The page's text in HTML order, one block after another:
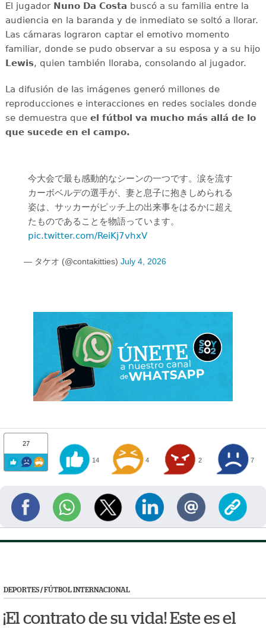
El jugador Nuno Da Costa buscó a su familia entre la
audiencia en la baranda y de inmediato se soltó a llorar.
Las cámaras lograron captar el emotivo momento
familiar, donde se pudo observar a su esposa y a su hijo
Lewis, quien también lloraba, consolando al jugador.
La difusión de las imágenes generó millones de
reproducciones e interacciones en redes sociales donde
se demuestra que el fútbol va mucho más allá de lo
que sucede en el campo.
今大会で最も感動的なシーンの一つです。涙を流す
カーボベルデの選手が、妻と息子に抱きしめられる
姿は、サッカーがピッチ上の出来事をはるかに超え
たものであることを物語っています。
pic.twitter.com/ReiKj7vhxV
— タケオ (@contakitties) July 4, 2026
27
14 4 2 7
DEPORTES/FÚTBOL INTERNACIONAL
¡El contrato de su vida! Este es el